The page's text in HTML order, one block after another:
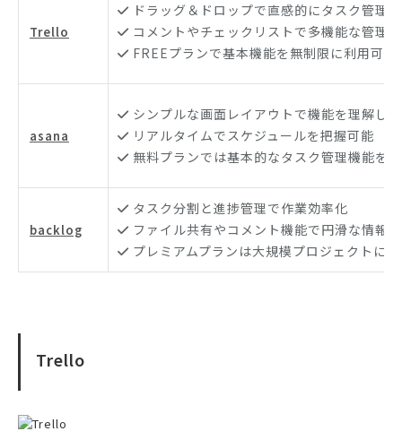
Trello
ドラッグ＆ドロップで直感的にタスク管理
コメントやチェックリストで多機能な管理
FREEプランで基本機能を無制限に利用可能
asana
シンプルな画面レイアウトで機能を理解し
リアルタイムでスケジュールを把握可能
無料プランでは基本的なタスク管理機能を
backlog
タスク分割と進捗管理で作業効率化
ファイル共有やコメント機能で円滑な情報
プレミアムプランは大規模プロジェクトに
Trello